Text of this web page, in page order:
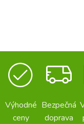
Výhodné
ceny
Bezpečná
doprava